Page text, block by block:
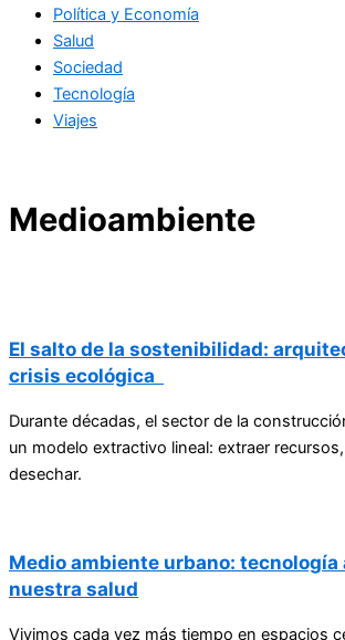
Política y Economía
Salud
Sociedad
Tecnología
Viajes
Medioambiente
El salto de la sostenibilidad:
crisis ecológica
Durante décadas, el sector de la
un modelo extractivo lineal: extraer
desechar.
Medio ambiente urbano: tecnología
nuestra salud
Vivimos cada vez más tiempo en espacios